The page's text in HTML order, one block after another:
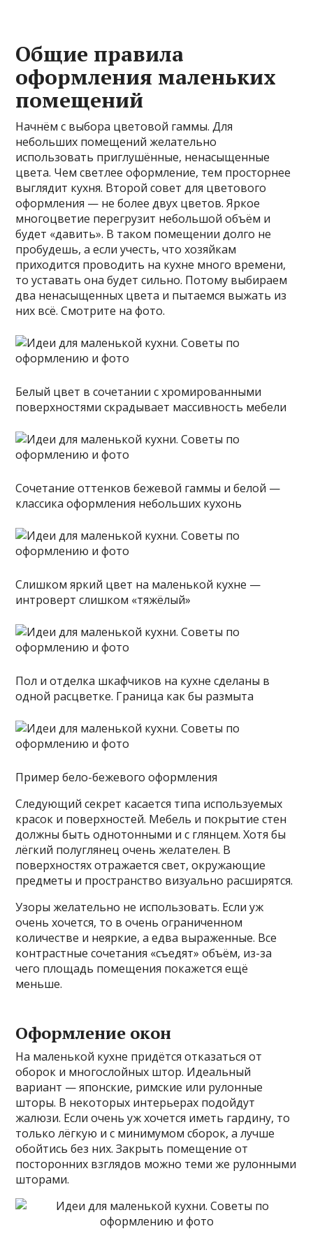
Общие правила
оформления маленьких
помещений
Начнём с выбора цветовой гаммы. Для
небольших помещений желательно
использовать приглушённые, ненасыщенные
цвета. Чем светлее оформление, тем просторнее
выглядит кухня. Второй совет для цветового
оформления — не более двух цветов. Яркое
многоцветие перегрузит небольшой объём и
будет «давить». В таком помещении долго не
пробудешь, а если учесть, что хозяйкам
приходится проводить на кухне много времени,
то уставать она будет сильно. Потому выбираем
два ненасыщенных цвета и пытаемся выжать из
них всё. Смотрите на фото.
Белый цвет в сочетании с хромированными
поверхностями скрадывает массивность мебели
Сочетание оттенков бежевой гаммы и белой —
классика оформления небольших кухонь
Слишком яркий цвет на маленькой кухне —
интроверт слишком «тяжёлый»
Пол и отделка шкафчиков на кухне сделаны в
одной расцветке. Граница как бы размыта
Пример бело-бежевого оформления
Следующий секрет касается типа используемых
красок и поверхностей. Мебель и покрытие стен
должны быть однотонными и с глянцем. Хотя бы
лёгкий полуглянец очень желателен. В
поверхностях отражается свет, окружающие
предметы и пространство визуально расширятся.
Узоры желательно не использовать. Если уж
очень хочется, то в очень ограниченном
количестве и неяркие, а едва выраженные. Все
контрастные сочетания «съедят» объём, из-за
чего площадь помещения покажется ещё
меньше.
Оформление окон
На маленькой кухне придётся отказаться от
оборок и многослойных штор. Идеальный
вариант — японские, римские или рулонные
шторы. В некоторых интерьерах подойдут
жалюзи. Если очень уж хочется иметь гардину, то
только лёгкую и с минимумом сборок, а лучше
обойтись без них. Закрыть помещение от
посторонних взглядов можно теми же рулонными
шторами.